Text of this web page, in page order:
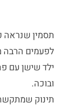
תסמין שנראה
לפעמים הרבה
ילד שישן עם
ובוכה.
תינוק